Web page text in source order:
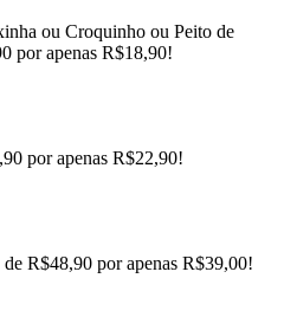
ou Croquinho ou Peito de
por apenas R$18,90!
por apenas R$22,90!
R$48,90 por apenas R$39,00!